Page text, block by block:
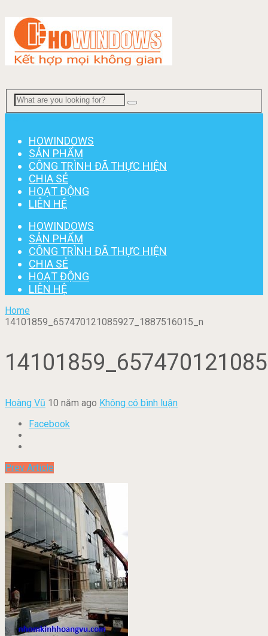
HOWINDOWS
SẢN PHẨM
CÔNG TRÌNH ĐÃ THỰC HIỆN
CHIA SẺ
HOẠT ĐỘNG
LIÊN HỆ
HOWINDOWS
SẢN PHẨM
CÔNG TRÌNH ĐÃ THỰC HIỆN
CHIA SẺ
HOẠT ĐỘNG
LIÊN HỆ
Home
14101859_657470121085927_1887516015_n
Hoàng Vũ 10 năm ago Không có bình luận
Facebook
Prev Article